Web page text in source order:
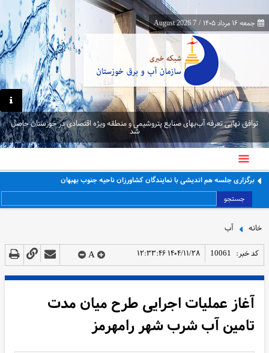
جمعه ۱۶ مرداد ۱۴۰۵ /
7 August 2026
توافق نهایی تعرفه آب‌بهای صنایع پتروشیمی و منطقه ویژه اقتصادی در خوزستان حاصل
شد
برگزاری جلسه هم اندیشی با نمایندگان کشاورزان ناحیه جنوب بهبهان
جستجو
خانه آب
کد خبر: 10061 ۱۴۰۴/۱۱/۲۸ ۱۲:۳۳:۴۶ A
آغاز عملیات اجرایی طرح میان مدت
تامین آب شرب شهر رامهرمز